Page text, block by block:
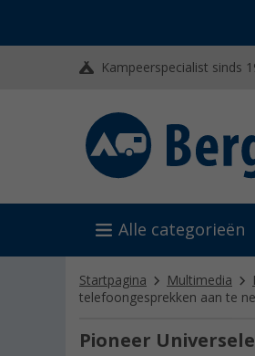
Kampeerspecialist sinds
Alle categorieën
Startpagina Multimedia
telefoongesprekken aan te
Pioneer